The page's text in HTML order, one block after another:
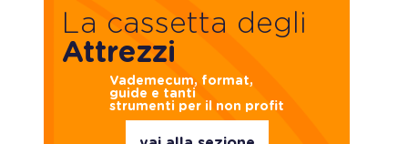
La cassetta degli
Attrezzi
Vademecum, format,
guide e tanti
strumenti per il non profit